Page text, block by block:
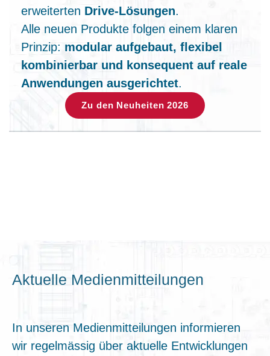
erweiterten Drive‑Lösungen.
Alle neuen Produkte folgen einem klaren
Prinzip: modular aufgebaut, flexibel
kombinierbar und konsequent auf reale
Anwendungen ausgerichtet.
Zu den Neuheiten 2026
Aktuelle Medienmitteilungen
In unseren Medienmitteilungen informieren
wir regelmässig über aktuelle Entwicklungen